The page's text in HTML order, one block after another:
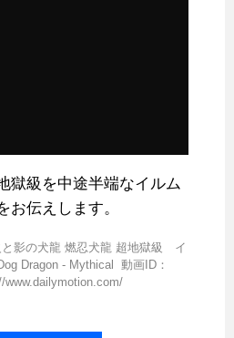
獄級を中途半端なイルム
お伝えします。
影の犬龍 燃忍犬龍 超地獄級 イ
Dragon - Mythical 動画ID：